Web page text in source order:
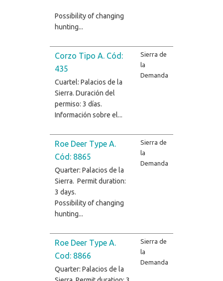
Possibility of changing
hunting...
Corzo Tipo A. Cód:
435
Cuartel: Palacios de la
Sierra. Duración del
permiso: 3 días.
Información sobre el...
Sierra de
la
Demanda
Roe Deer Type A.
Cód: 8865
Quarter: Palacios de la
Sierra. Permit duration:
3 days.
Possibility of changing
hunting...
Sierra de
la
Demanda
Roe Deer Type A.
Cod: 8866
Quarter: Palacios de la
Sierra de
la
Demanda